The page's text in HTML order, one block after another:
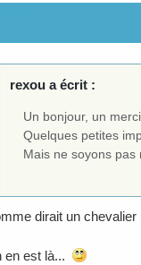
rexou a écrit :
Un bonjour, un
Quelques petites
Mais ne soyons pas
dirait un
en est là...